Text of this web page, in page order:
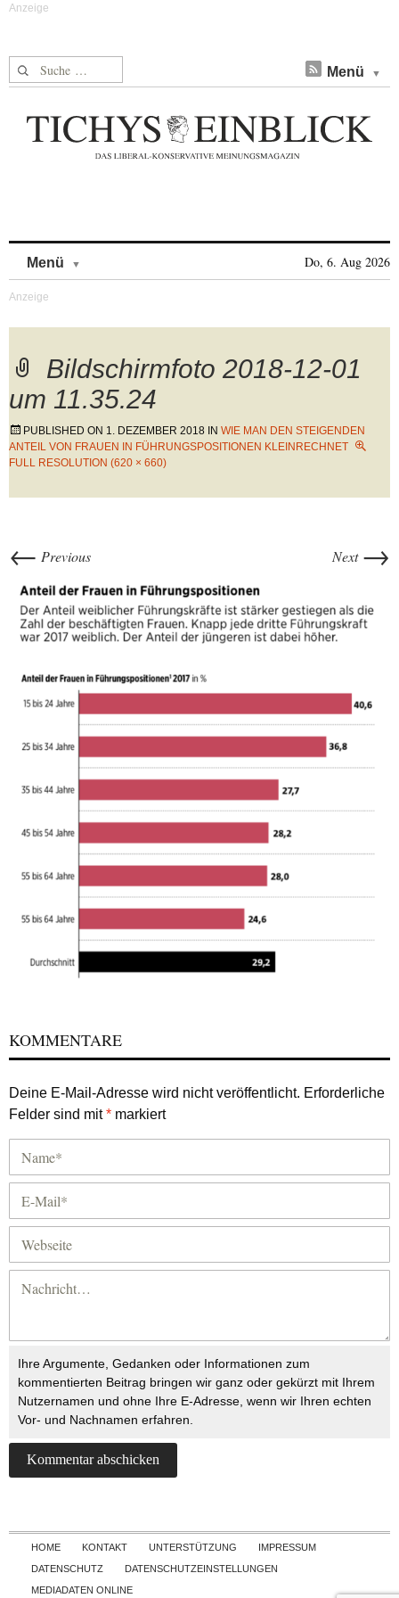
Suche nach: Menü
Menü Do, 6. Aug 2026
Bildschirmfoto 2018-12-01
um 11.35.24
PUBLISHED ON 1. DEZEMBER 2018 IN WIE MAN DEN STEIGENDEN
ANTEIL VON FRAUEN IN FÜHRUNGSPOSITIONEN KLEINRECHNET
FULL RESOLUTION (620 × 660)
← Previous Next →
KOMMENTARE
Deine E-Mail-Adresse wird nicht veröffentlicht. Erforderliche
Felder sind mit* markiert
Ihre Argumente, Gedanken oder Informationen zum
kommentierten Beitrag bringen wir ganz oder gekürzt mit Ihrem
Nutzernamen und ohne Ihre E-Adresse, wenn wir Ihren echten
Vor- und Nachnamen erfahren.
Skip to content
HOME KONTAKT UNTERSTÜTZUNG
IMPRESSUM
DATENSCHUTZ
DATENSCHUTZEINSTELLUNGEN
MEDIADATEN ONLINE